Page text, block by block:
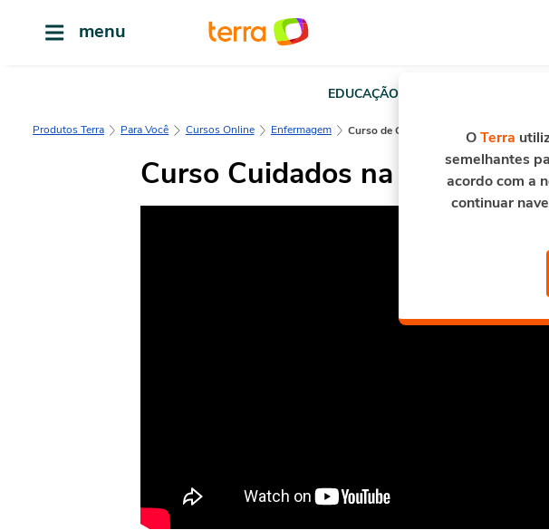
menu
EDUCAÇÃO
Produtos Terra Para Você Cursos Online Enfermagem Curso de Cuidados na Gravidez
Curso Cuidados na Gravidez
OTerra
semelhantes
acordo com a
continuar